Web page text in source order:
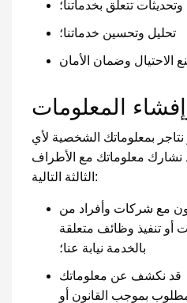
تتعلق بخدماتنا؛
تحليل وتحسين خدماتنا؛
المعلومات
نتاجر بمعلوماتك الشخصية لأي
معلوماتك مع الأطراف
الثالثة التالية:
مع شركات وأفراد من
أو تنفيذ وظائف متعلقة
بالخدمة نيابة عنا؛
قد نكشف عن معلوماتك
بموجب القانون أو